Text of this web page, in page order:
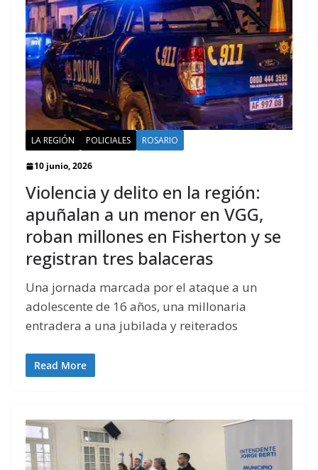
LA REGIÓN POLICIALES ROSARIO
10 junio, 2026
Violencia y delito en la región:
apuñalan a un menor en VGG,
roban millones en Fisherton y se
registran tres balaceras
Una jornada marcada por el ataque a un
adolescente de 16 años, una millonaria
entradera a una jubilada y reiterados
Read More